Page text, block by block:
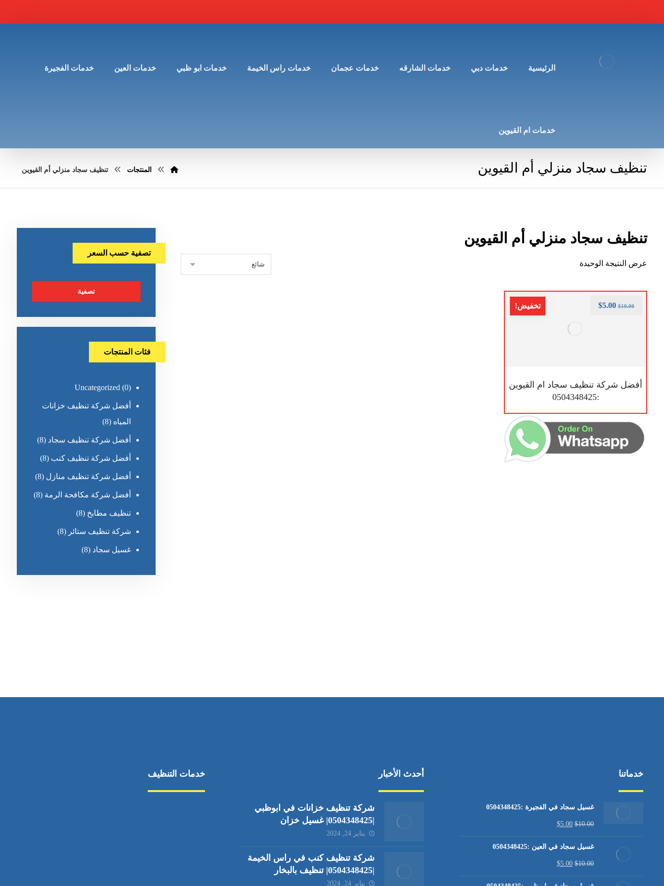
الرئيسية خدمات دبي خدمات الشارقه خدمات عجمان خدمات راس الخيمة خدمات ابو ظبي خدمات العين خدمات الفجيرة
خدمات ام القيوين
تنظيف سجاد منزلي أم القيوين المنتجات تنظيف سجاد منزلي أم القيوين
تنظيف سجاد منزلي أم القيوين
عرض النتيجة الوحيدة
تخفيض!
أفضل شركة تنظيف سجاد ام القيوين
:0504348425
$10.00
$5.00
تصفية حسب السعر
تصفية
فئات المنتجات
Uncategorized (0)
أفضل شركة تنظيف خزانات
المياه (8)
أفضل شركة تنظيف سجاد (8)
أفضل شركة تنظيف كنب (8)
أفضل شركة تنظيف منازل (8)
أفضل شركة مكافحة الرمة (8)
تنظيف مطابخ (8)
شركة تنظيف ستائر (8)
غسيل سجاد (8)
خدماتنا
غسيل سجاد في الفجيرة :0504348425
$10.00
$5.00
غسيل سجاد في العين :0504348425
$10.00
$5.00
أحدث الأخبار
شركة تنظيف خزانات في ابوظبي
|0504348425| غسيل خزان
يناير 24, 2024
شركة تنظيف كنب في راس الخيمة
|0504348425| تنظيف بالبخار
يناير 24, 2024
خدمات التنظيف